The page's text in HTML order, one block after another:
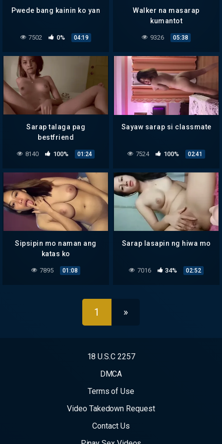
Pwede bang kainin ko yan
7502 0% 04:19
Walker na masarap
kumantot
9326 05:38
Sarap talaga pag
bestfriend
8140 100% 01:24
Sayaw sarap si classmate
7524 100% 02:41
Sipsipin mo naman ang
katas ko
7895 01:08
Sarap lasapin ng hiwa mo
7016 34% 02:52
1 »
18 U.S.C 2257
DMCA
Terms of Use
Video Takedown Request
Contact Us